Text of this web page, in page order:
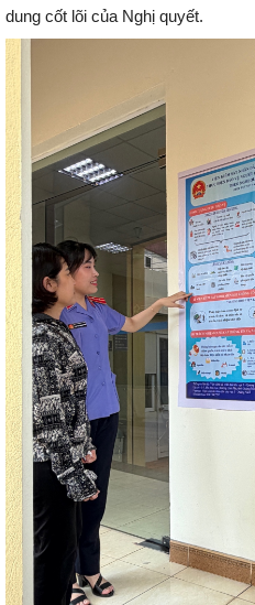
dung cốt lõi của Nghị quyết.